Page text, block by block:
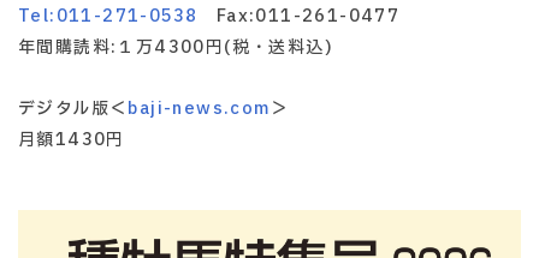
Tel:011-271-0538
Fax:011-261-0477
年間購読料:１万4300円(税・送料込)
デジタル版＜baji-news.com＞
月額1430円